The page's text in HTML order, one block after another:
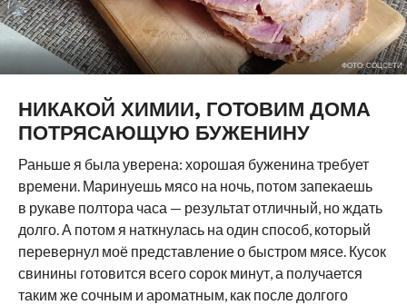
ФОТО: СОЦСЕТИ
НИКАКОЙ ХИМИИ, ГОТОВИМ ДОМА
ПОТРЯСАЮЩУЮ БУЖЕНИНУ
Раньше я была уверена: хорошая буженина требует
времени. Маринуешь мясо на ночь, потом запекаешь
в рукаве полтора часа — результат отличный, но ждать
долго. А потом я наткнулась на один способ, который
перевернул моё представление о быстром мясе. Кусок
свинины готовится всего сорок минут, а получается
таким же сочным и ароматным, как после долгого